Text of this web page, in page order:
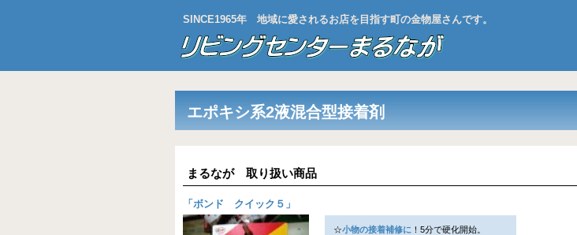
SINCE1965年 地域に愛されるお店を目指す町の金物屋さんです。
エポキシ系2液混合型接着剤
まるなが 取り扱い商品
「 ボンド クイック５ 」
☆小物の接着補修に ！5分で硬化開始。